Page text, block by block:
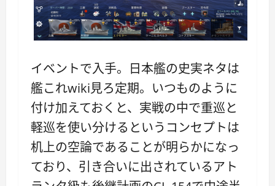
イベントで入手。日本艦の史実ネタは
艦これwiki見ろ定期。いつものように
付け加えておくと、実戦の中で重巡と
軽巡を使い分けるというコンセプトは
机上の空論であることが明らかになっ
ており、引き合いに出されているアト